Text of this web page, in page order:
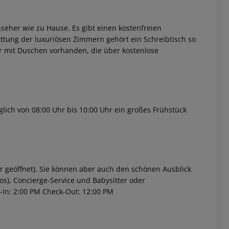
wie zu Hause. Es gibt einen kostenfreien
der luxuriösen Zimmern gehört ein Schreibtisch so
mit Duschen vorhanden, die über kostenlose
von 08:00 Uhr bis 10:00 Uhr ein großes Frühstück
Sie können aber auch den schönen Ausblick
Concierge-Service und Babysitter oder
In: 2:00 PM Check-Out: 12:00 PM